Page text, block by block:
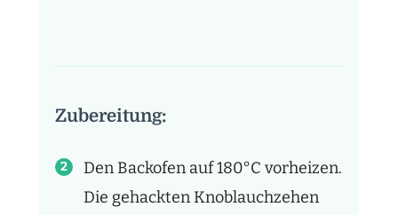
Zubereitung:
Den Backofen auf 180°C vorheizen.
Die gehackten Knoblauchzehen